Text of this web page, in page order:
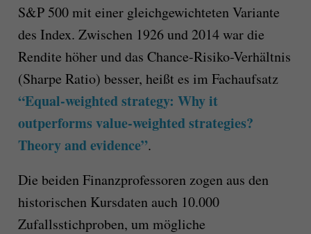
S&P 500 mit einer gleichgewichteten Variante
des Index. Zwischen 1926 und 2014 war die
Rendite höher und das Chance-Risiko-Verhältnis
(Sharpe Ratio) besser, heißt es im Fachaufsatz
“Equal-weighted strategy: Why it
outperforms value-weighted strategies?
Theory and evidence”.
Die beiden Finanzprofessoren zogen aus den
historischen Kursdaten auch 10.000
Zufallsstichproben, um mögliche